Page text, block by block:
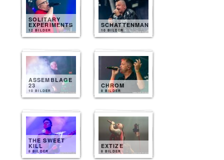
SOLITARY
EXPERIMENTS
12 BILDER
SCHATTENMANN
10 BILDER
ASSEMBLAGE
23
10 BILDER
CHROM
8 BILDER
THE SWEET
KILL
8 BILDER
EXTIZE
8 BILDER